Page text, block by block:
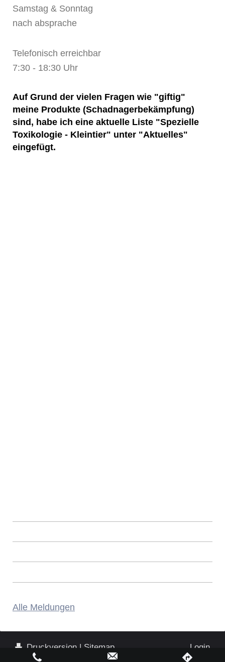
Samstag & Sonntag
nach absprache
Telefonisch erreichbar
7:30 - 18:30 Uhr
Auf Grund der vielen Fragen wie "giftig"
meine Produkte (Schadnagerbekämpfung)
sind, habe ich eine aktuelle Liste "Spezielle
Toxikologie - Kleintier" unter "Aktuelles"
eingefügt.
Alle Meldungen
Druckversion | Sitemap
© Stefan Kittner
Login
Webansicht